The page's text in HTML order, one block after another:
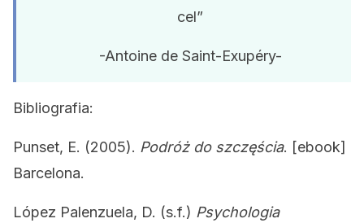
cel”
-Antoine de Saint-Exupéry-
Bibliografia:
Punset, E. (2005). Podróż do szczęścia. [ebook]
Barcelona.
López Palenzuela, D. (s.f.) Psychologia